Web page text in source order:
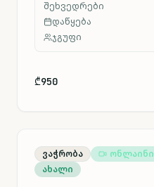
შეხვედრები
დაწყება
ჯგუფი
₾950
ვაჭრობა ონლაინი
ახალი